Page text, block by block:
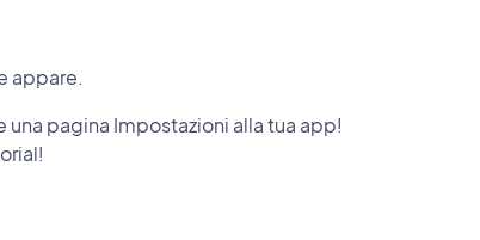
appare.
pagina Impostazioni alla tua app!